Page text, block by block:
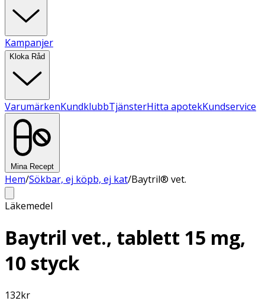
Kampanjer
Kloka Råd
VarumärkenKundklubbTjänsterHitta apotekKundservice
Mina Recept
Hem/Sökbar, ej köpb, ej kat/Baytril® vet.
Läkemedel
Baytril vet., tablett 15 mg,
10 styck
132kr